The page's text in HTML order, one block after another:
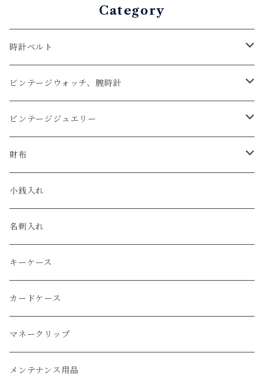
Category
時計ベルト
アップルウォッチベルト
コードバン
クロコダイル
エコレザー
エレファント
アリゲーター
リザード
ガルーシャ（エイ）
牛革
ビンテージウォッチ、腕時計
オメガ / OMEGA
ユリスナルダン / ULYSSE NARDIN
セイコー / SEIKO
ルミノックス / LUMINOX
エルメス / HERMES
ビンテージジュエリー
カルティエ / Cartier
財布
コンパクト
長財布
小銭入れ
名刺入れ
キーケース
カードケース
マネークリップ
メンテナンス用品